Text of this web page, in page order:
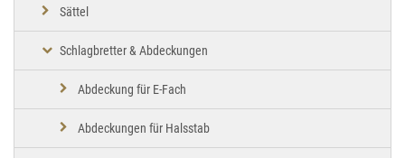
Sättel
Schlagbretter & Abdeckungen
Abdeckung für E-Fach
Abdeckungen für Halsstab